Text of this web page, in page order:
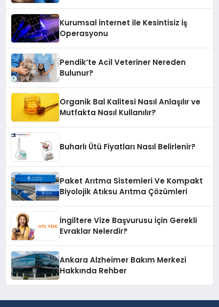
Kurumsal İnternet ile Kesintisiz İş
Operasyonu
Pendik’te Acil Veteriner Nereden
Bulunur?
Organik Bal Kalitesi Nasıl Anlaşılır ve
Mutfakta Nasıl Kullanılır?
Buharlı Ütü Fiyatları Nasıl Belirlenir?
Paket Arıtma Sistemleri Ve Kompakt
Biyolojik Atıksu Arıtma Çözümleri
İngiltere Vize Başvurusu İçin Gerekli
Evraklar Nelerdir?
Ankara Alzheimer Bakım Merkezi
Hakkında Rehber